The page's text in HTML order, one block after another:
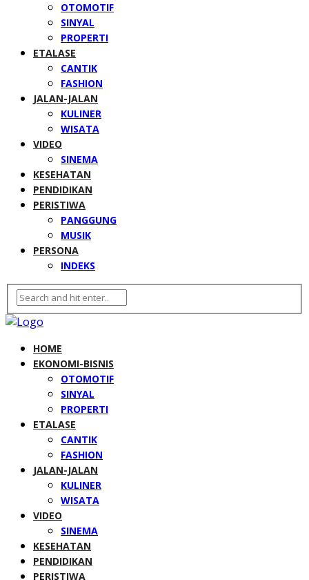
OTOMOTIF
SINYAL
PROPERTI
ETALASE
CANTIK
FASHION
JALAN-JALAN
KULINER
WISATA
VIDEO
SINEMA
KESEHATAN
PENDIDIKAN
PERISTIWA
PANGGUNG
MUSIK
PERSONA
INDEKS
HOME
EKONOMI-BISNIS
OTOMOTIF
SINYAL
PROPERTI
ETALASE
CANTIK
FASHION
JALAN-JALAN
KULINER
WISATA
VIDEO
SINEMA
KESEHATAN
PENDIDIKAN
PERISTIWA